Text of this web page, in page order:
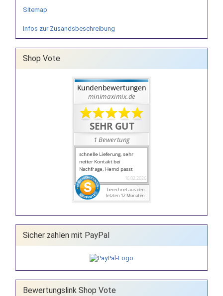
Sitemap
Infos zur Zusandsbeschreibung
Shop Vote
Sicher zahlen mit PayPal
Bewertungslink Shop Vote